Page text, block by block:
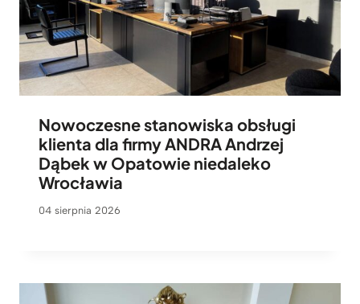
Nowoczesne stanowiska obsługi
klienta dla firmy ANDRA Andrzej
Dąbek w Opatowie niedaleko
Wrocławia
04 sierpnia 2026